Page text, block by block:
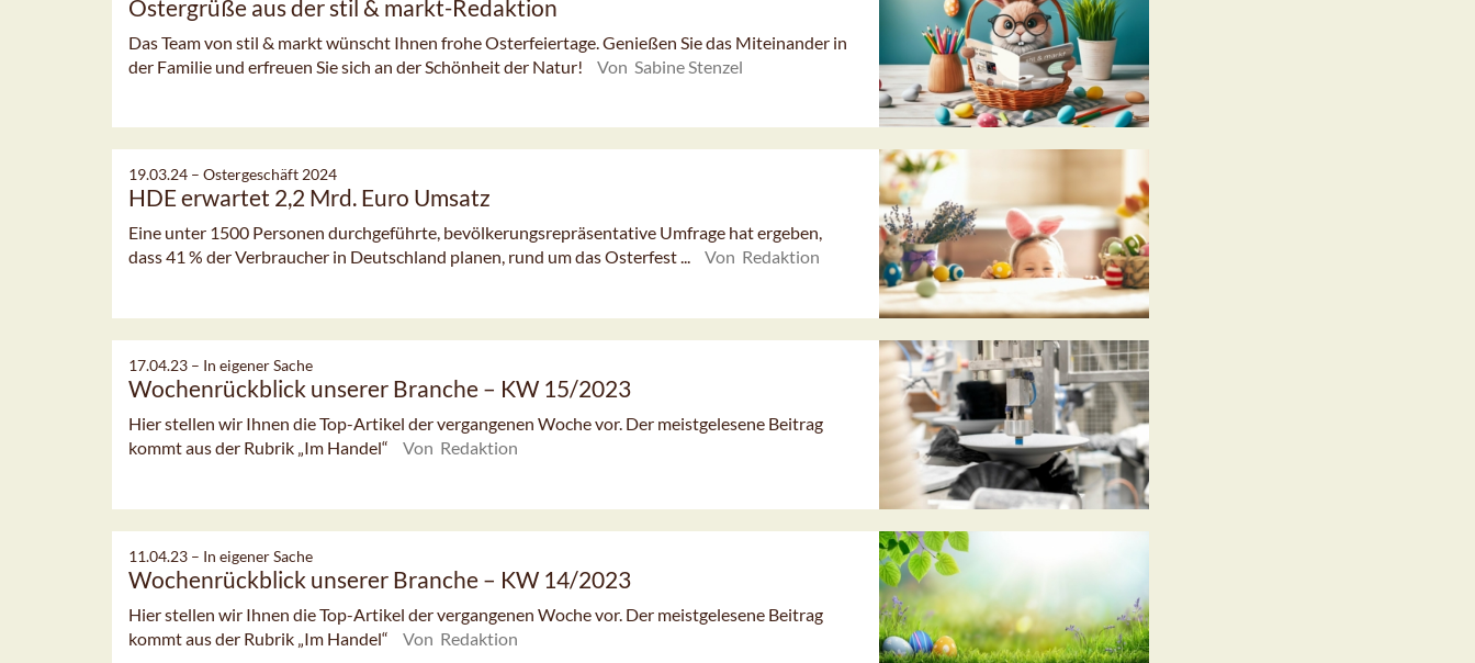
Ostergrüße aus der stil & markt-Redaktion
Das Team von stil & markt wünscht Ihnen frohe Osterfeiertage. Genießen Sie das Miteinander in
der Familie und erfreuen Sie sich an der Schönheit der Natur!
Von Sabine Stenzel
19.03.24 – Ostergeschäft 2024
HDE erwartet 2,2 Mrd. Euro Umsatz
Eine unter 1500 Personen durchgeführte, bevölkerungsrepräsentative Umfrage hat ergeben,
dass 41 % der Verbraucher in Deutschland planen, rund um das Osterfest ...
Von Redaktion
17.04.23 – In eigener Sache
Wochenrückblick unserer Branche – KW 15/2023
Hier stellen wir Ihnen die Top-Artikel der vergangenen Woche vor. Der meistgelesene Beitrag
kommt aus der Rubrik „Im Handel“
Von Redaktion
11.04.23 – In eigener Sache
Wochenrückblick unserer Branche – KW 14/2023
Hier stellen wir Ihnen die Top-Artikel der vergangenen Woche vor. Der meistgelesene Beitrag
kommt aus der Rubrik „Im Handel“
Von Redaktion